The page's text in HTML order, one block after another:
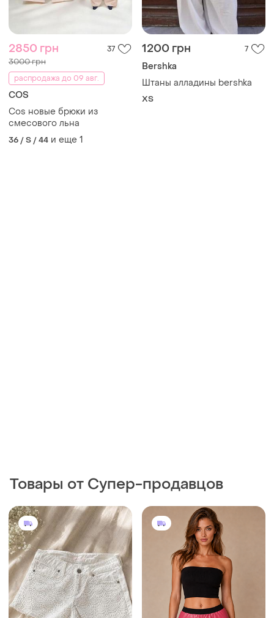
2850 грн 37
3000 грн
распродажа до 09 авг.
COS
Cos новые брюки из
смесового льна
36 / S / 44 и еще 1
1200 грн 7
Bershka
Штаны алладины bershka
ХS
Товары от Супер-продавцов